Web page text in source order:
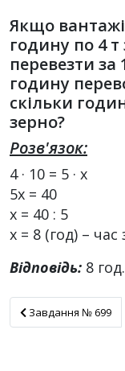
Якщо
годину по 4
перевезти за
годину
скільки
зерно?
Розв'язок:
4 · 10 = 5 · х
5х = 40
х = 40 : 5
х = 8 (год) –
Відповідь: 8 год.
Завдання № 699
Завдання № 699